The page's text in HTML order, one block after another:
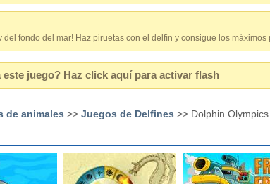
del fondo del mar! Haz piruetas con el delfín y consigue los
juego? Haz click aquí para activar flash
de animales >> Juegos de Delfines >> Dolphin Olympics